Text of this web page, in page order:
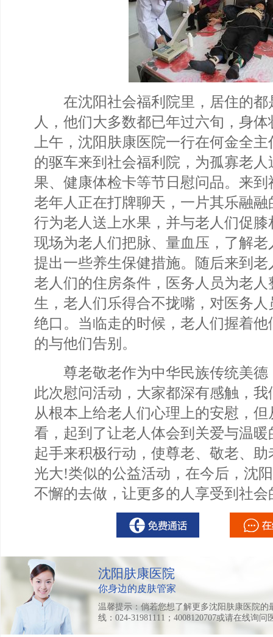
在沈阳社会福利院里，居住的都
人，他们大多数都已年过六旬，身
上午，沈阳肤康医院一行在何金全
的驱车来到社会福利院，为孤寡老
果、健康体检卡等节日慰问品。来
老年人正在打牌聊天，一片其乐融
行为老人送上水果，并与老人们促
现场为老人们把脉、量血压，了解
提出一些养生保健措施。随后来到
老人们的住房条件，医务人员为老
生，老人们乐得合不拢嘴，对医务
绝口。当临走的时候，老人们握着
的与他们告别。
尊老敬老作为中华民族传统美德
此次慰问活动，大家都深有感触，
从根本上给老人们心理上的安慰，
看，起到了让老人体会到关爱与温
起手来积极行动，使尊老、敬老、
光大!类似的公益活动，在今后，沈
不懈的去做，让更多的人享受到社会
沈阳肤康医院
你身边的皮肤管家
温馨提示：倘若您想了解更多沈阳肤康医院
线：024-31981111；4008120707或请在线询问